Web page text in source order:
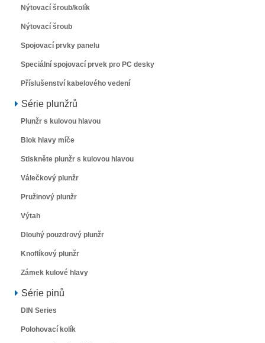
Nýtovací šroub/kolík
Nýtovací šroub
Spojovací prvky panelu
Speciální spojovací prvek pro PC desky
Příslušenství kabelového vedení
Série plunžrů
Plunžr s kulovou hlavou
Blok hlavy míče
Stiskněte plunžr s kulovou hlavou
Válečkový plunžr
Pružinový plunžr
Výtah
Dlouhý pouzdrový plunžr
Knoflíkový plunžr
Zámek kulové hlavy
Série pinů
DIN Series
Polohovací kolík